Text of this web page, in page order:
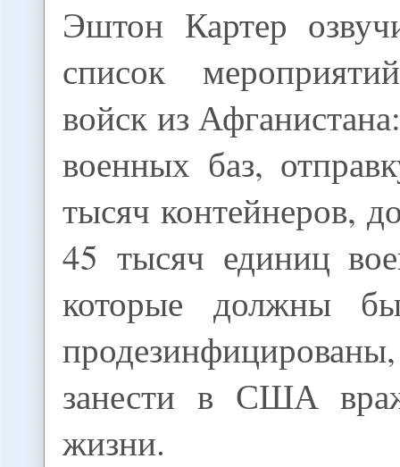
Эштон Картер
список
войск из
военных баз,
тысяч контейнеров,
45 тысяч единиц
которые должны
занести в США
жизни.